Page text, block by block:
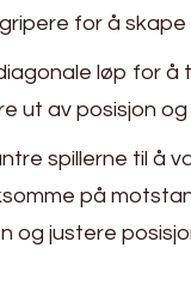
for å skape
løp for å
ut av posisjon
spillerne til å
på
og justere